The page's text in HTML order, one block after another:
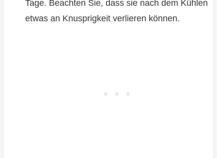
Tage. Beachten Sie, dass sie nach dem Kühlen
etwas an Knusprigkeit verlieren können.